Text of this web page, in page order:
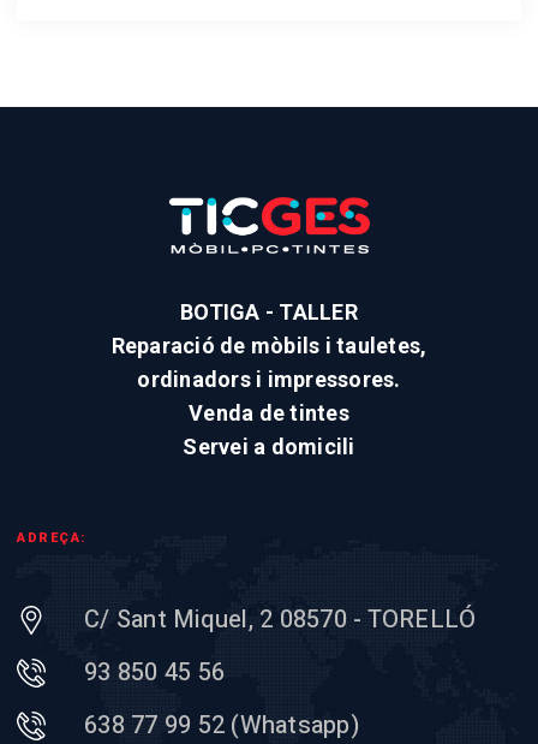
BOTIGA - TALLER
Reparació de mòbils i tauletes,
ordinadors i impressores.
Venda de tintes
Servei a domicili
ADREÇA:
C/ Sant Miquel, 2 08570 - TORELLÓ
93 850 45 56
638 77 99 52 (Whatsapp)